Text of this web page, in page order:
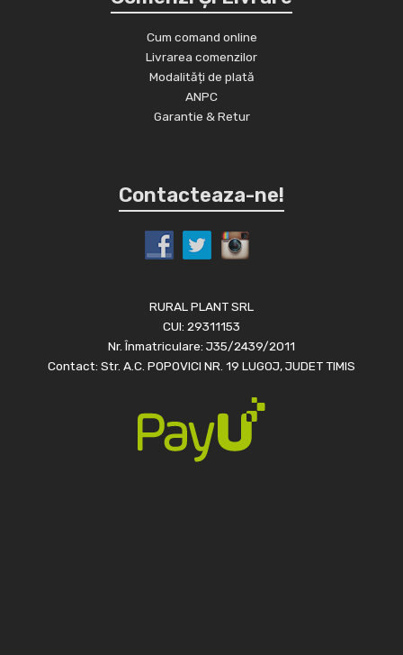
Cum comand online
Livrarea comenzilor
Modalități de plată
ANPC
Garantie & Retur
Contacteaza-ne!
RURAL PLANT SRL
CUI: 29311153
Nr. Înmatriculare: J35/2439/2011
Contact: Str. A.C. POPOVICI NR. 19 LUGOJ, JUDET TIMIS